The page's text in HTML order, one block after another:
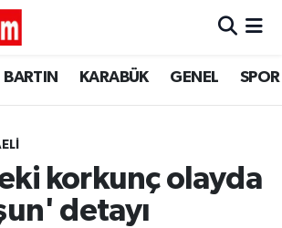
BARTIN KARABÜK GENEL SPOR
korkunç olayda
detayı
Durumu
Durumu ve Fikstür